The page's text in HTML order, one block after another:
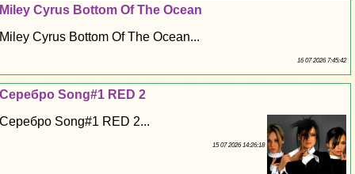
Miley Cyrus Bottom Of The Ocean
Miley Cyrus Bottom Of The Ocean...
16 07 2026 7:45:42
Серебро Song#1 RED 2
Серебро Song#1 RED 2...
15 07 2026 14:26:18